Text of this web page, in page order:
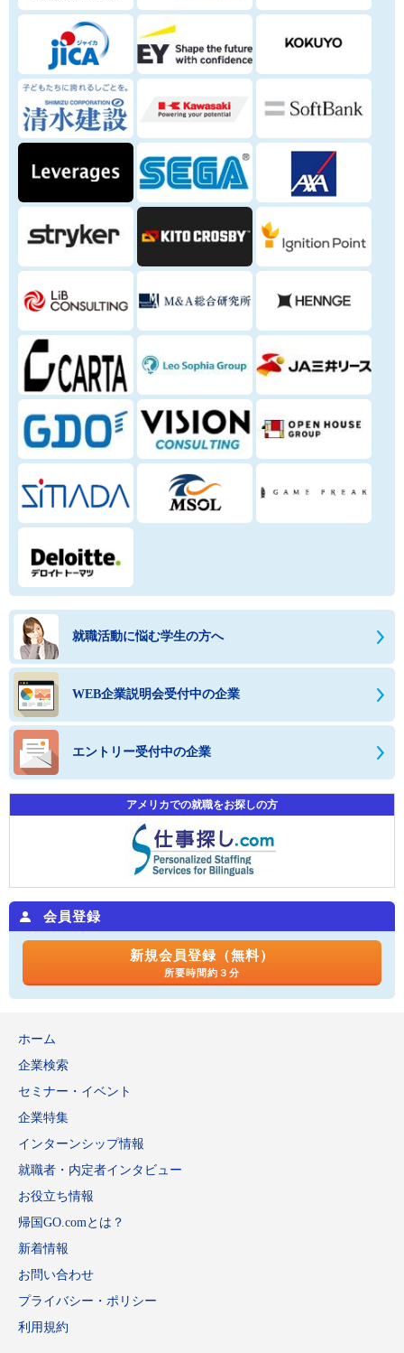
就職活動に悩む学生の方へ
WEB企業説明会受付中の企業
エントリー受付中の企業
アメリカでの就職をお探しの方
会員登録
新規会員登録（無料）
所要時間約３分
ホーム
企業検索
セミナー・イベント
企業特集
インターンシップ情報
就職者・内定者インタビュー
お役立ち情報
帰国GO.comとは？
新着情報
お問い合わせ
プライバシー・ポリシー
利用規約